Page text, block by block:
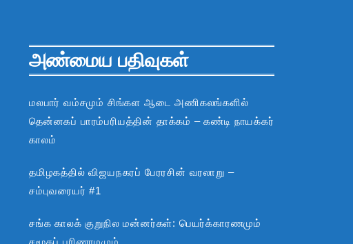
அண்மைய பதிவுகள்
மலபார் வம்சமும் சிங்கள ஆடை அணிகலங்களில்
தென்னகப் பாரம்பரியத்தின் தாக்கம் – கண்டி நாயக்கர்
காலம்
தமிழகத்தில் விஜயநகரப் பேரரசின் வரலாறு –
சம்புவரையர் #1
சங்க காலக் குறுநில மன்னர்கள்: பெயர்க்காரணமும்